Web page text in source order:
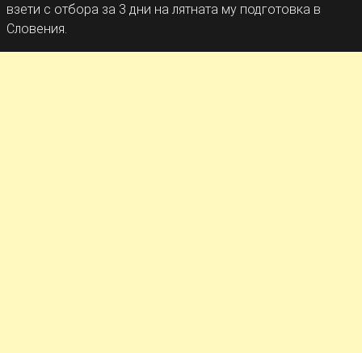
взети с отбора за 3 дни на лятната му подготовка в
Словения.